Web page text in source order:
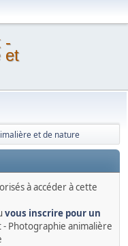
-
et
et de nature
à accéder à cette
vous inscrire pour un
Photographie animalière